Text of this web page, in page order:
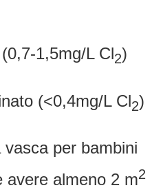
1,5mg/L Cl2)
(<0,4mg/L Cl2)
vasca per bambini
avere almeno 2 m2